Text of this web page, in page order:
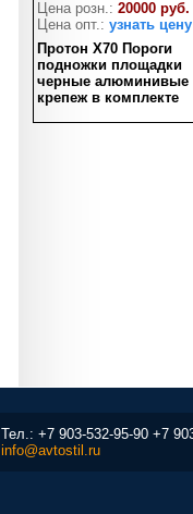
Цена розн.: 20000 руб.
Цена опт.: узнать цену
Протон X70 Пороги
подножки площадки
черные алюминивые
крепеж в комплекте
Тел.: +7 903-532-95-90 +7
info@avtostil.ru